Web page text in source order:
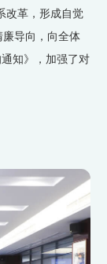
改革，形成自觉
导向，向全体
知》，加强了对